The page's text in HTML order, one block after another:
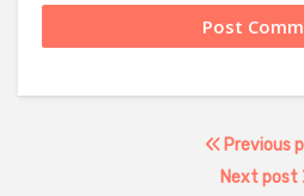
Previous
Next post